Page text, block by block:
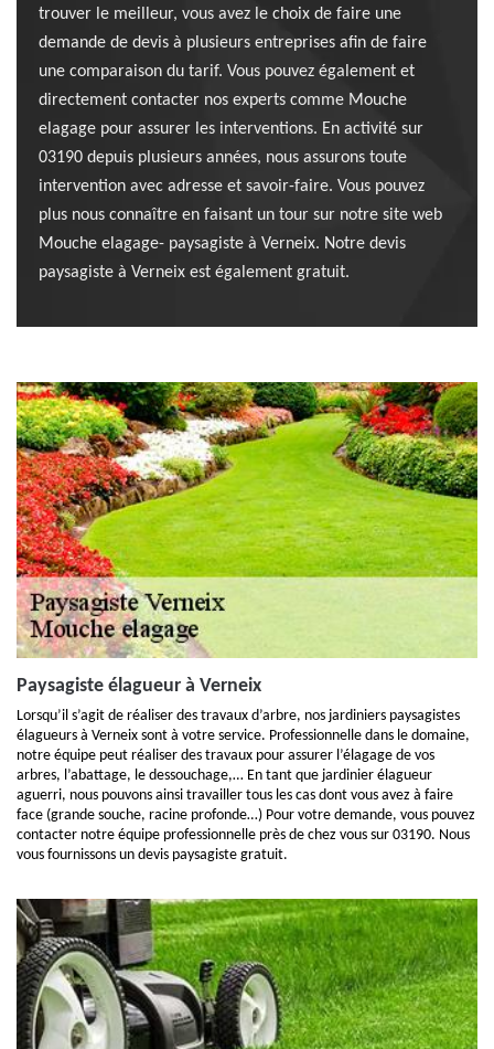
trouver le meilleur, vous avez le choix de faire une
demande de devis à plusieurs entreprises afin de faire
une comparaison du tarif. Vous pouvez également et
directement contacter nos experts comme Mouche
elagage pour assurer les interventions. En activité sur
03190 depuis plusieurs années, nous assurons toute
intervention avec adresse et savoir-faire. Vous pouvez
plus nous connaître en faisant un tour sur notre site web
Mouche elagage- paysagiste à Verneix. Notre devis
paysagiste à Verneix est également gratuit.
Paysagiste élagueur à Verneix
Lorsqu’il s’agit de réaliser des travaux d’arbre, nos jardiniers paysagistes
élagueurs à Verneix sont à votre service. Professionnelle dans le domaine,
notre équipe peut réaliser des travaux pour assurer l’élagage de vos
arbres, l’abattage, le dessouchage,… En tant que jardinier élagueur
aguerri, nous pouvons ainsi travailler tous les cas dont vous avez à faire
face (grande souche, racine profonde…) Pour votre demande, vous pouvez
contacter notre équipe professionnelle près de chez vous sur 03190. Nous
vous fournissons un devis paysagiste gratuit.